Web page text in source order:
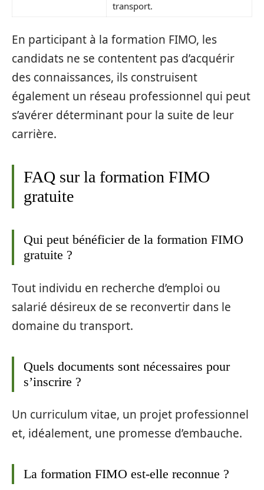
transport.
En participant à la formation FIMO, les
candidats ne se contentent pas d’acquérir
des connaissances, ils construisent
également un réseau professionnel qui peut
s’avérer déterminant pour la suite de leur
carrière.
FAQ sur la formation FIMO
gratuite
Qui peut bénéficier de la formation FIMO
gratuite ?
Tout individu en recherche d’emploi ou
salarié désireux de se reconvertir dans le
domaine du transport.
Quels documents sont nécessaires pour
s’inscrire ?
Un curriculum vitae, un projet professionnel
et, idéalement, une promesse d’embauche.
La formation FIMO est-elle reconnue ?